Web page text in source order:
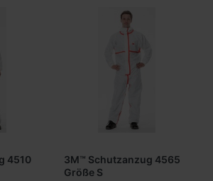
4510
3M™ Schutzanzug 4565
Größe S